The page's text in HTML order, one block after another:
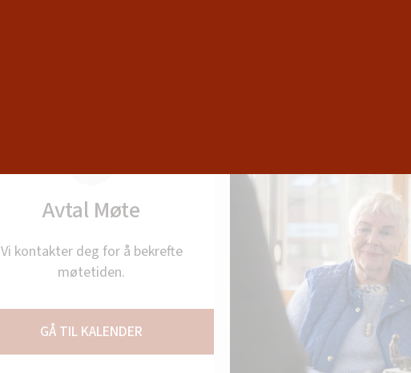
Avtal Møte
Vi kontakter deg for å bekrefte
møtetiden.
GÅ TIL KALENDER